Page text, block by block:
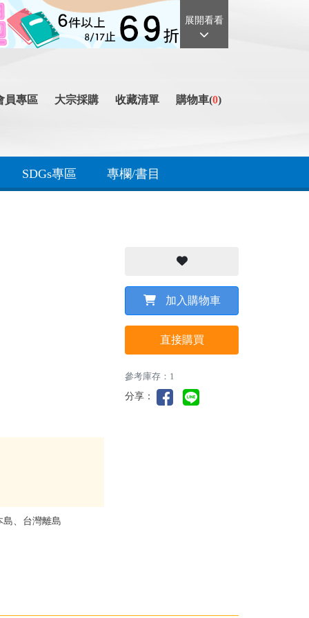
展開看看
員專區 大宗採購 收藏清單 購物車(0)
SDGs專區 專欄/書目
島、台灣離島
加入購物車
直接購買
參考庫存：1
分享：